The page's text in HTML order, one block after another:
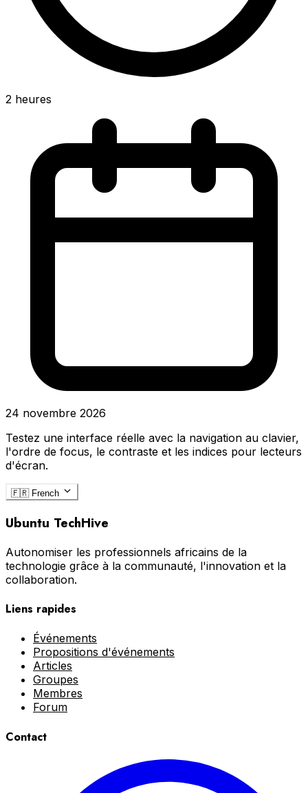
2 heures
24 novembre 2026
Testez une interface réelle avec la navigation au clavier,
l'ordre de focus, le contraste et les indices pour lecteurs
d'écran.
🇫🇷 French
Ubuntu TechHive
Autonomiser les professionnels africains de la
technologie grâce à la communauté, l'innovation et la
collaboration.
Liens rapides
Événements
Propositions d'événements
Articles
Groupes
Membres
Forum
Contact